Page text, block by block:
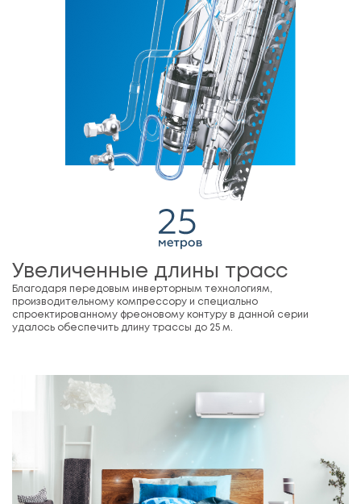
Увеличенные длины трасс
Благодаря передовым инверторным технологиям,
производительному компрессору и специально
спроектированному фреоновому контуру в данной серии
удалось обеспечить длину трассы до 25 м.